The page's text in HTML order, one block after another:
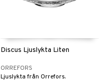
Discus Ljuslykta Liten
ORREFORS
Ljuslykta från Orrefors.